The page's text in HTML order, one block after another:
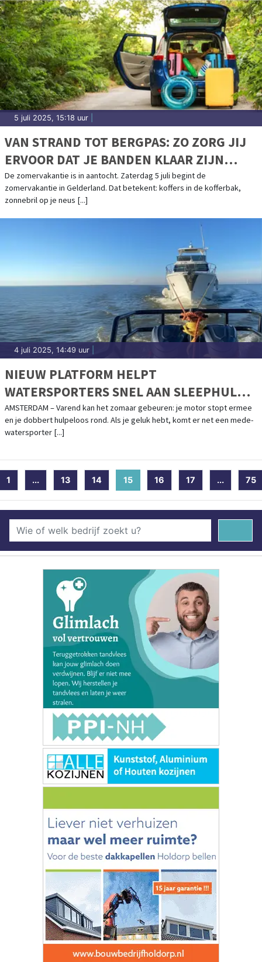
5 juli 2025, 15:18 uur
VAN STRAND TOT BERGPAS: ZO ZORG JIJ
ERVOOR DAT JE BANDEN KLAAR ZIJN
VOOR ELKE VAKANTIE
De zomervakantie is in aantocht. Zaterdag 5 juli begint de
zomervakantie in Gelderland. Dat betekent: koffers in de kofferbak,
zonnebril op je neus [...]
4 juli 2025, 14:49 uur
NIEUW PLATFORM HELPT
WATERSPORTERS SNEL AAN SLEEPHULP:
SLEPENDOENWESAMEN.NL LIVE
AMSTERDAM – Varend kan het zomaar gebeuren: je motor stopt ermee
en je dobbert hulpeloos rond. Als je geluk hebt, komt er net een mede-
watersporter [...]
1 ... 13 14 15(current)
16 17 ... 75